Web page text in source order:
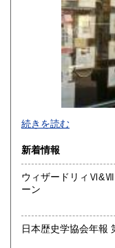
東京下町で七十四年
い分野で日々更新
い。
https://
続きを読む
新着情報
ウィザードリィ
ーン